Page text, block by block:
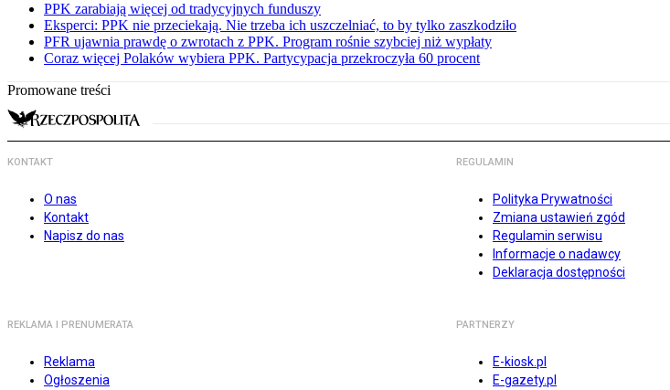
PPK zarabiają więcej od tradycyjnych funduszy
Eksperci: PPK nie przeciekają. Nie trzeba ich uszczelniać, to by tylko zaszkodziło
PFR ujawnia prawdę o zwrotach z PPK. Program rośnie szybciej niż wypłaty
Coraz więcej Polaków wybiera PPK. Partycypacja przekroczyła 60 procent
Promowane treści
KONTAKT
O nas
Kontakt
Napisz do nas
REGULAMIN
Polityka Prywatności
Zmiana ustawień zgód
Regulamin serwisu
Informacje o nadawcy
Deklaracja dostępności
REKLAMA I PRENUMERATA
Reklama
Ogłoszenia
PARTNERZY
E-kiosk.pl
E-gazety.pl